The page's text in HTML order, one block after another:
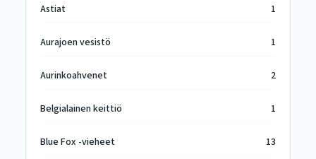
Astiat 1
Aurajoen vesistö 1
Aurinkoahvenet 2
Belgialainen keittiö 1
Blue Fox -vieheet 13